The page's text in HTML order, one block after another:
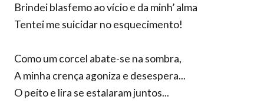
Brindei blasfemo ao vício e da minh’ alma
Tentei me suicidar no esquecimento!
Como um corcel abate-se na sombra,
A minha crença agoniza e desespera...
O peito e lira se estalaram juntos...